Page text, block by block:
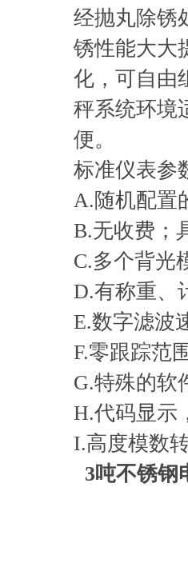
经抛丸除锈
锈性能大大
化，可自由
秤系统环境
便。
标准仪表参
A.随机配置
B.无收费；
C.多个背光
D.有称重、
E.数字滤波
F.零跟踪范
G.特殊的软
H.代码显示
I.高度模数
3吨不锈钢